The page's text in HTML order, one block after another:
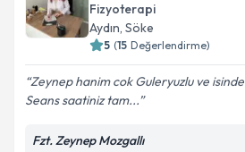
Fizyoterapi
Aydın, Söke
5 (15 Değerlendirme)
Zeynep hanim cok Guleryuzlu ve
Seans saatiniz tam...
Fzt. Zeynep Mozgallı